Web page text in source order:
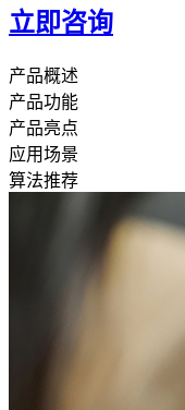
立即咨询
产品概述
产品功能
产品亮点
应用场景
算法推荐